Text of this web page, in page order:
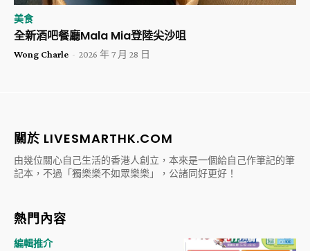
美食
全新酒吧餐廳Mala Mia登陸尖沙咀
Wong Charle - 2026 年 7 月 28 日
關於 LIVESMARTHK.COM
由幾位關心自己生活的香港人創立，本來是一個給自己作筆記的筆
記本，不過「獨樂樂不如眾樂樂」，公諸同好更好！
熱門內容
編輯推介